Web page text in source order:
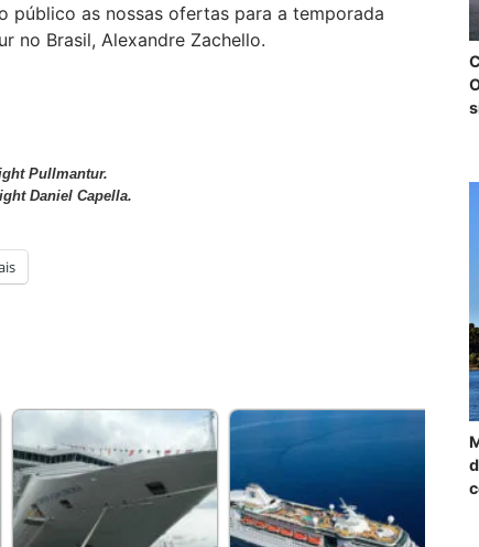
público as nossas ofertas para a temporada
no Brasil, Alexandre Zachello.
Pullmantur.
Daniel Capella.